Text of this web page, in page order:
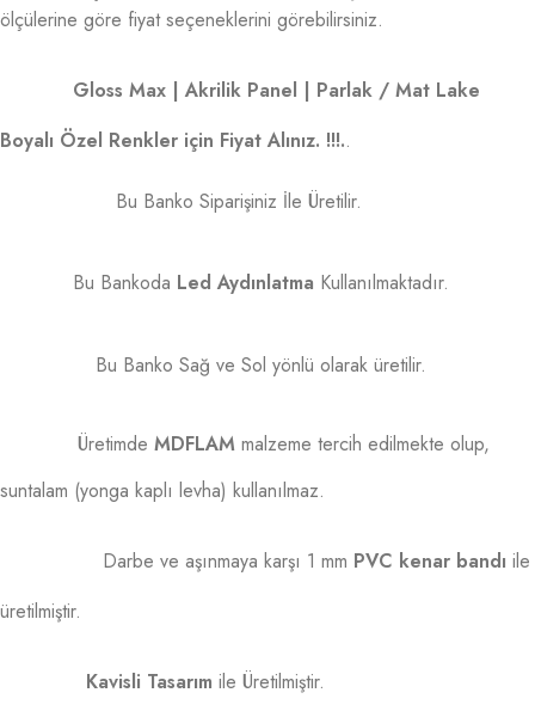
ölçülerine göre fiyat seçeneklerini görebilirsiniz.
Gloss Max | Akrilik Panel | Parlak / Mat Lake
Boyalı Özel Renkler için Fiyat Alınız. !!!..
Bu Banko Siparişiniz İle Üretilir.
Bu Bankoda Led Aydınlatma Kullanılmaktadır.
Bu Banko Sağ ve Sol yönlü olarak üretilir.
Üretimde MDFLAM malzeme tercih edilmekte olup,
suntalam (yonga kaplı levha) kullanılmaz.
Darbe ve aşınmaya karşı 1 mm PVC kenar bandı ile
üretilmiştir.
Kavisli Tasarım ile Üretilmiştir.